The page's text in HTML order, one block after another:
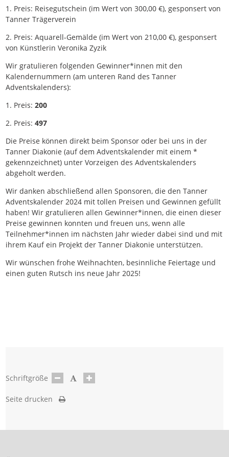
1. Preis: Reisegutschein (im Wert von 300,00 €), gesponsert von
Tanner Trägerverein
2. Preis: Aquarell-Gemälde (im Wert von 210,00 €), gesponsert
von Künstlerin Veronika Zyzik
Wir gratulieren folgenden Gewinner*innen mit den
Kalendernummern (am unteren Rand des Tanner
Adventskalenders):
1. Preis:200
2. Preis:497
Die Preise können direkt beim Sponsor oder bei uns in der
Tanner Diakonie (auf dem Adventskalender mit einem *
gekennzeichnet) unter Vorzeigen des Adventskalenders
abgeholt werden.
Wir danken abschließend allen Sponsoren, die den Tanner
Adventskalender 2024 mit tollen Preisen und Gewinnen gefüllt
haben! Wir gratulieren allen Gewinner*innen, die einen dieser
Preise gewinnen konnten und freuen uns, wenn alle
Teilnehmer*innen im nächsten Jahr wieder dabei sind und mit
ihrem Kauf ein Projekt der Tanner Diakonie unterstützen.
Wir wünschen frohe Weihnachten, besinnliche Feiertage und
einen guten Rutsch ins neue Jahr 2025!
Schriftgröße
Seite drucken